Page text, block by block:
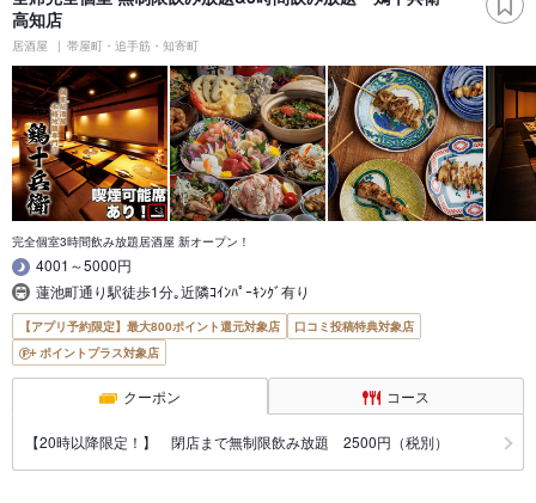
高知店
居酒屋 帯屋町・追手筋・知寄町
完全個室3時間飲み放題居酒屋 新オープン！
4001～5000円
蓮池町通り駅徒歩1分｡近隣ｺｲﾝﾊﾟｰｷﾝｸﾞ有り
【アプリ予約限定】最大800ポイント還元対象店
口コミ投稿特典対象店
ポイントプラス対象店
クーポン コース
【20時以降限定！】 閉店まで無制限飲み放題 2500円（税別）